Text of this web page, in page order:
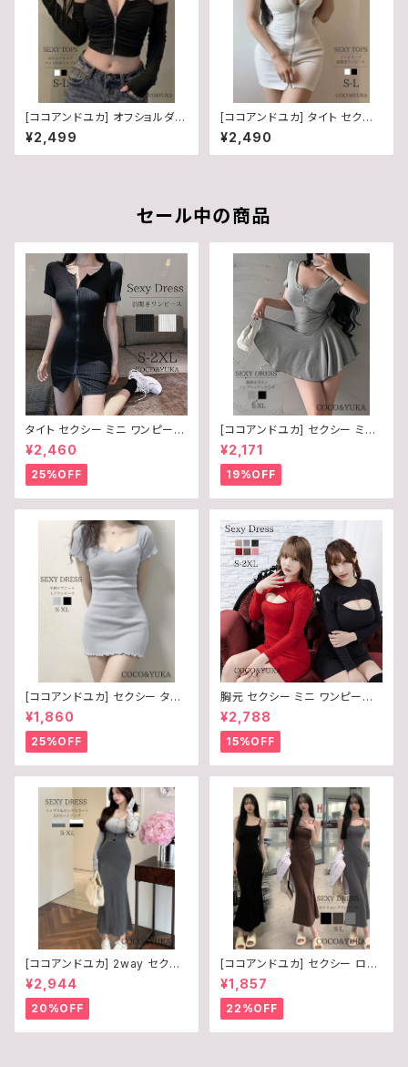
[ココアンドユカ] オフショルダー
前開き チャック タイト 肩出し ノ
ースリーブ 長袖 トップス フロン
トジップ クロップド 丈 ショート
¥2,499
[ココアンドユカ] タイト セクシ
ー ミニ ワンピース 前開き ジッ
プ ノースリーブ ミニワンピ ハイ
ネック Vネック 胸元 チャック か
¥2,490
セール中の商品
タイト セクシー ミニ ワンピース
胸元 ジップ 半袖 レディース 前
開き / COCO&YUKA / 黒 / 白
/ ブラック / ホワイト / S / M / L
/ B09679Z598
¥2,460
25%OFF
[ココアンドユカ] セクシー ミニ
ワンピース フレア 胸元 ボタン
半袖 谷間 レディース リブ ニッ
ト 前開き シンプル かわいい ミ
ニワンピ 夏 B0FDFKWDVQ
¥2,171
19%OFF
[ココアンドユカ] セクシー タイ
ト Vネック 半袖 ミニ ワンピース
リブ ニット フリル シンプル ボデ
ィコン オフショルダー 胸元 ミニ
ワンピ レディース B0F6Y3TQ
B9
¥1,860
25%OFF
胸元 セクシー ミニ ワンピース
タイト 胸 あき 開き ニット 長袖
ボディコン / COCO&YUKA /
赤 / 黒 / 灰 / 薄茶 / 桃 / 茶 / レ
ッド / ブラック / グレー / ベージ
ュ / ピンク / ブラウン / 選べる
6Color / S / Ｍ / L / B0CL9X
23G6
¥2,788
15%OFF
[ココアンドユカ] 2way セクシ
ー ロング ワンピース 2点 上下
セット オフショルダー 長袖 トッ
プス ロング スカート ボディコン
サロペット ロング丈 リブ ニット
きれいめ 上品 デート 普段着 春
¥2,944
20%OFF
[ココアンドユカ] セクシー ロン
グ ワンピース キャミワンピース
タイト マーメイドライン Aライン
美シルエット キャミソール 夏 ワ
ンピ レディース B0F8MKRDG
V
¥1,857
22%OFF